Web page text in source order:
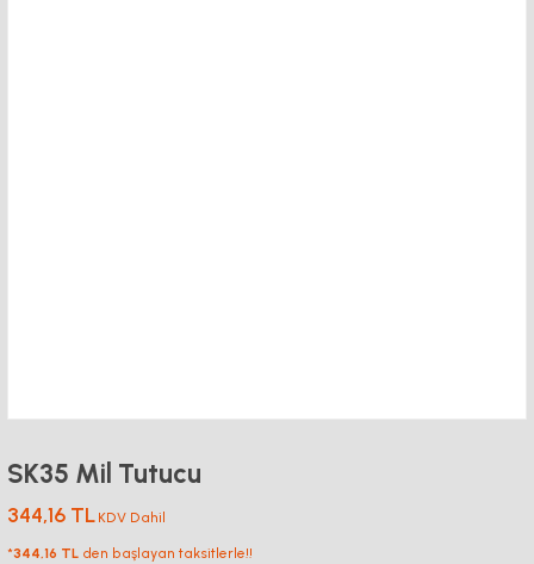
SK35 Mil Tutucu
344,16 TL KDV Dahil
*344,16 TL den başlayan taksitlerle!!